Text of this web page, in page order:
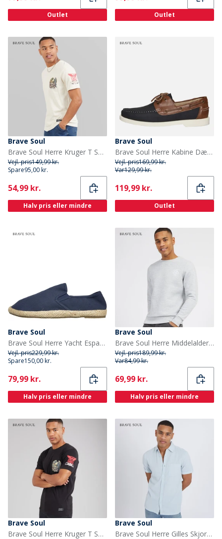
Outlet Outlet
Brave Soul
Brave Soul Herre Kruger T Shirt Plaster/Multi Colour Print
Vejl. pris149,99 kr.
Spare95,00 kr.
Current
54,99 kr.
Halv pris eller mindre
Brave Soul
Brave Soul Herre Kabine Dæk Sko Navy/Tan
Vejl. pris169,99 kr.
Var129,99 kr.
Current
119,99 kr.
Outlet
Brave Soul
Brave Soul Herre Yacht Espadriller Marineblå
Vejl. pris229,99 kr.
Spare150,00 kr.
Current
79,99 kr.
Halv pris eller mindre
Brave Soul
Brave Soul Herre Middelalder Crew Neck Sweatshirt Lysegrå Melange/Hvid
Vejl. pris189,99 kr.
Var84,99 kr.
Current
69,99 kr.
Halv pris eller mindre
Brave Soul
Brave Soul Herre Kruger T Shirt Jet Black/Multi Colour Print
Brave Soul
Brave Soul Herre Gilles Skjorter med korte ærmer Babyblå